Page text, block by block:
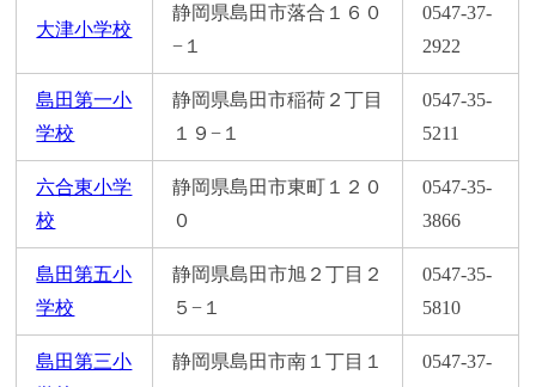
大津小学校
静岡県島田市落合１６０
−１
0547-37-
2922
島田第一小
学校
静岡県島田市稲荷２丁目
１９−１
0547-35-
5211
六合東小学
校
静岡県島田市東町１２０
０
0547-35-
3866
島田第五小
学校
静岡県島田市旭２丁目２
５−１
0547-35-
5810
島田第三小
静岡県島田市南１丁目１
0547-37-